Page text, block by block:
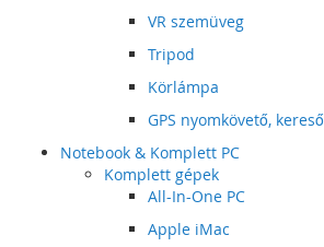
VR szemüveg
Tripod
Körlámpa
GPS nyomkövető, kereső
Notebook & Komplett PC
Komplett gépek
All-In-One PC
Apple iMac